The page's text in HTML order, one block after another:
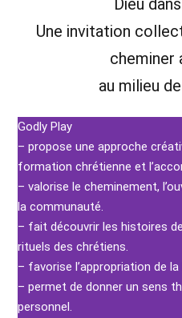
Dieu
Une invitation
cheminer
au milieu
Godly Play
– propose une approche
formation chrétienne et
– valorise le cheminement,
la communauté.
– fait découvrir les histoires
rituels des chrétiens.
– favorise l’appropriation de la
– permet de donner un sens
personnel.